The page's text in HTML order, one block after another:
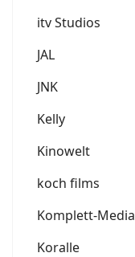
itv Studios
JAL
JNK
Kelly
Kinowelt
koch films
Komplett-Media
Koralle